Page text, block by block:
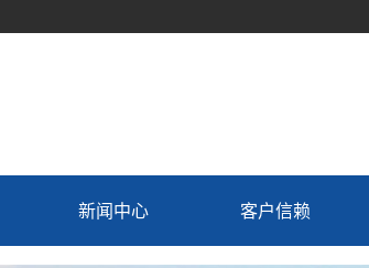
新闻中心 客户信赖